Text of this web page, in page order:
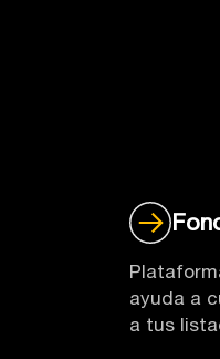
ayuda a
a tus